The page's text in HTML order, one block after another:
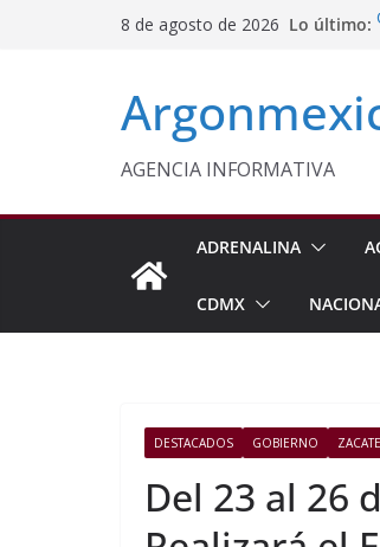
8 de agosto de 2026 Lo último:
AGENCIA INFORMATIVA
ADRENALINA
CDMX
DESTACADOS GOBIERNO
Del 23 al 26